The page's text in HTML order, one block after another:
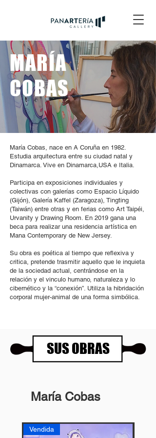
MARÍA
COBAS
María Cobas, nace en A Coruña en 1982.
Estudia arquitectura entre su ciudad natal y
Dinamarca. Vive en Dinamarca,USA e Italia.
Participa en exposiciones individuales y
colectivas con galerías como Espacio Líquido
(Gijón), Galería Kaffel (Zaragoza), Tingting
(Taiwán) entre otras y en ferias como Art Taipéi,
Urvanity y Drawing Room. En 2019 gana una
beca para realizar una residencia artística en
Mana Contemporary de New Jersey.
Su obra es poética al tiempo que reflexiva y
critica, pretende trasmitir aquello que le inquieta
de la sociedad actual, centrándose en la
relación y el vinculo humano, naturaleza y lo
cibernético y la “conexión”. Utiliza la hibridación
corporal mujer-animal de una forma simbólica.
SUS OBRAS
María Cobas
Vendida